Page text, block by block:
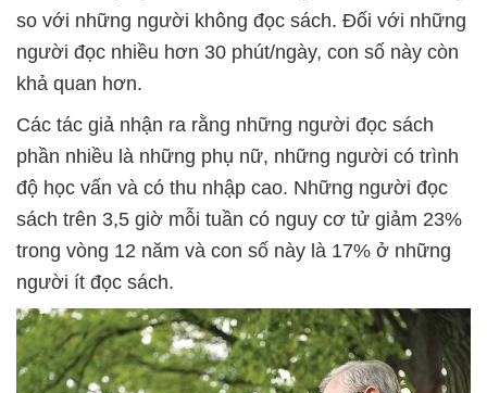
so với những người không đọc sách. Đối với những
người đọc nhiều hơn 30 phút/ngày, con số này còn
khả quan hơn.
Các tác giả nhận ra rằng những người đọc sách
phần nhiều là những phụ nữ, những người có trình
độ học vấn và có thu nhập cao. Những người đọc
sách trên 3,5 giờ mỗi tuần có nguy cơ tử giảm 23%
trong vòng 12 năm và con số này là 17% ở những
người ít đọc sách.